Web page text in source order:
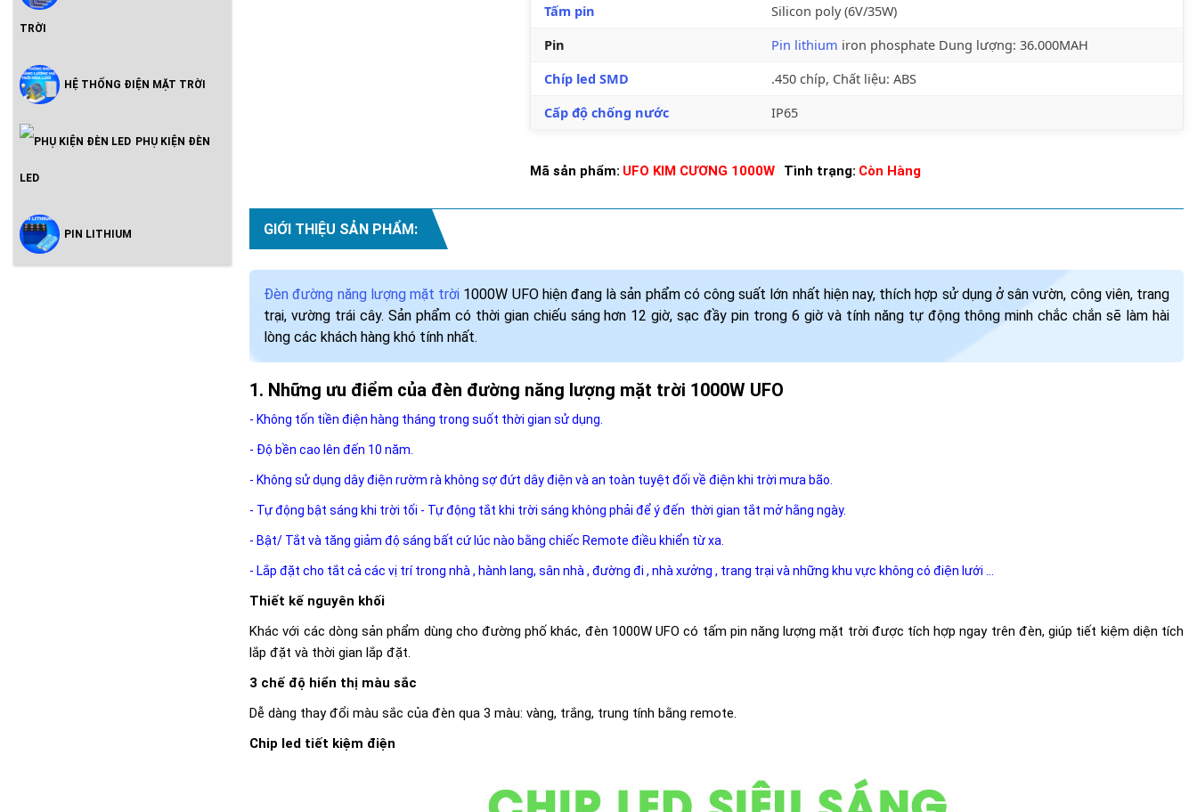
TRỜI
HỆ THỐNG ĐIỆN MẶT TRỜI
Inveter Hòa Lưới Có Lưu Trữ -
PHỤ KIỆN ĐÈN
LED
PIN LITHIUM
Tấm pin
Silicon poly (6V/35W)
Pin
Pin lithium iron phosphate Dung lượng: 36.000MAH
Chíp led SMD
.450 chíp, Chất liệu: ABS
Cấp độ chống nước
IP65
Mã sản phẩm: UFO KIM CƯƠNG 1000W Tình trạng: Còn Hàng
GIỚI THIỆU SẢN PHẨM:
Đèn đường năng lượng mặt trời 1000W UFO hiện đang là sản phẩm có công suất lớn nhất hiện nay, thích hợp sử dụng ở sân vườn, công viên, trang
trại, vường trái cây. Sản phẩm có thời gian chiếu sáng hơn 12 giờ, sạc đầy pin trong 6 giờ và tính năng tự động thông minh chắc chắn sẽ làm hài
lòng các khách hàng khó tính nhất.
Những ưu điểm của đèn đường năng lượng mặt trời 1000W UFO
- Không tốn tiền điện hàng tháng trong suốt thời gian sử dụng.
- Độ bền cao lên đến 10 năm.
- Không sử dụng dây điện rườm rà không sợ đứt dây điện và an toàn tuyệt đối về điện khi trời mưa bão.
- Tự động bật sáng khi trời tối - Tự động tắt khi trời sáng không phải để ý đến thời gian tắt mở hằng ngày.
- Bật/ Tắt và tăng giảm độ sáng bất cứ lúc nào bằng chiếc Remote điều khiển từ xa.
- Lắp đặt cho tắt cả các vị trí trong nhà , hành lang, sân nhà , đường đi , nhà xưởng , trang trại và những khu vực không có điện lưới ...
Thiết kế nguyên khối
Khác với các dòng sản phẩm dùng cho đường phố khác, đèn 1000W UFO có tấm pin năng lượng mặt trời được tích hợp ngay trên đèn, giúp tiết kiệm diện tích
lắp đặt và thời gian lắp đặt.
3 chế độ hiển thị màu sắc
Dễ dàng thay đổi màu sắc của đèn qua 3 màu: vàng, trắng, trung tính bằng remote.
Chip led tiết kiệm điện